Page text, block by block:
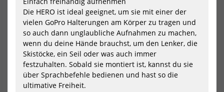
Die HERO ist ideal geeignet, um sie mit einer der
vielen GoPro Halterungen am Körper zu tragen und
so auch dann unglaubliche Aufnahmen zu machen,
wenn du deine Hände brauchst, um den Lenker, die
Skistöcke, ein Seil oder was auch immer
festzuhalten. Sobald sie montiert ist, kannst du sie
über Sprachbefehle bedienen und hast so die
ultimative Freiheit.
GoPro GoPro The Handler
(Floating Hand Grip)
29,99 €*
GoPro Grab Bag 2.0
19,99 €*